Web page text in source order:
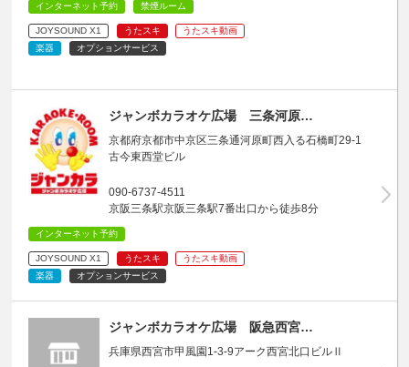
インターネット予約 禁煙ルーム
JOYSOUND X1 うたスキ
うたスキ動画
楽器
オプションサービス
ジャンボカラオケ広場 三条河原…
京都府京都市中京区三条通河原町西入る石橋町29-1
古今東西堂ビル
090-6737-4511
京阪三条駅京阪三条駅7番出口から徒歩8分
インターネット予約
JOYSOUND X1 うたスキ
うたスキ動画
楽器
オプションサービス
ジャンボカラオケ広場 阪急西宮…
兵庫県西宮市甲風園1-3-9アーク西宮北口ビルⅡ